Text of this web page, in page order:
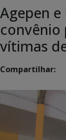
Agepen
convênio
vítimas
Compartilhar: